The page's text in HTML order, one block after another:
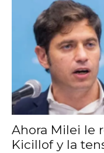
Ahora Milei le
Kicillof y la